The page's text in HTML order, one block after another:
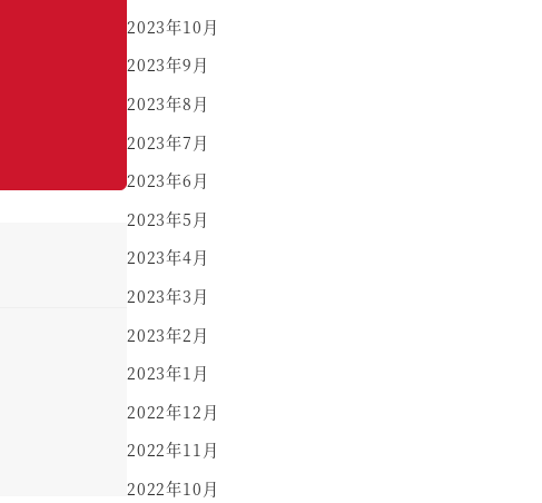
2023年10月
2023年9月
2023年8月
2023年7月
2023年6月
2023年5月
2023年4月
2023年3月
2023年2月
2023年1月
2022年12月
2022年11月
2022年10月